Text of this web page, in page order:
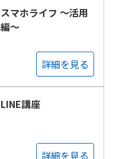
スマホライフ ～活用
編～
詳細を見る
LINE講座
詳細を見る